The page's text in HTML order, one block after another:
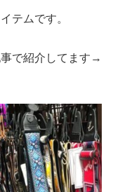
テムです。
で紹介してます→